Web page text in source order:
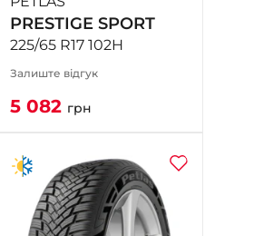
PRESTIGE SPORT
225/65 R17 102H
Залиште відгук
5 082 грн